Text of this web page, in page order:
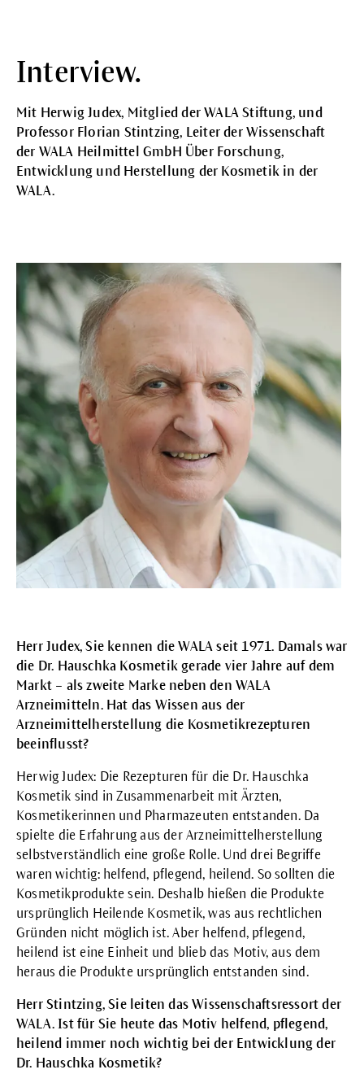
Interview.
Mit Herwig Judex, Mitglied der WALA Stiftung, und
Professor Florian Stintzing, Leiter der Wissenschaft
der WALA Heilmittel GmbH Über Forschung,
Entwicklung und Herstellung der Kosmetik in der
WALA.
Herr Judex, Sie kennen die WALA seit 1971. Damals war
die Dr. Hauschka Kosmetik gerade vier Jahre auf dem
Markt – als zweite Marke neben den WALA
Arzneimitteln. Hat das Wissen aus der
Arzneimittelherstellung die Kosmetikrezepturen
beeinflusst?
Herwig Judex: Die Rezepturen für die Dr. Hauschka
Kosmetik sind in Zusammenarbeit mit Ärzten,
Kosmetikerinnen und Pharmazeuten entstanden. Da
spielte die Erfahrung aus der Arzneimittelherstellung
selbstverständlich eine große Rolle. Und drei Begriffe
waren wichtig: helfend, pflegend, heilend. So sollten die
Kosmetikprodukte sein. Deshalb hießen die Produkte
ursprünglich Heilende Kosmetik, was aus rechtlichen
Gründen nicht möglich ist. Aber helfend, pflegend,
heilend ist eine Einheit und blieb das Motiv, aus dem
heraus die Produkte ursprünglich entstanden sind.
Herr Stintzing, Sie leiten das Wissenschaftsressort der
WALA. Ist für Sie heute das Motiv helfend, pflegend,
heilend immer noch wichtig bei der Entwicklung der
Dr. Hauschka Kosmetik?